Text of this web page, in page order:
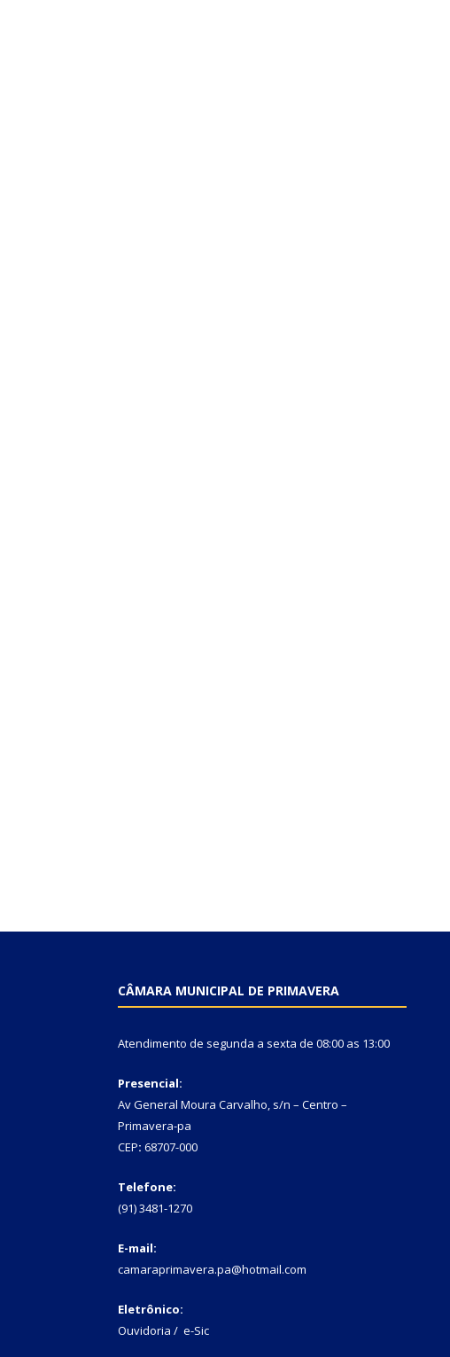
CÂMARA MUNICIPAL DE PRIMAVERA
Atendimento de segunda a sexta de 08:00 as 13:00
Presencial:
Av General Moura Carvalho, s/n – Centro –
Primavera-pa
CEP: 68707-000
Telefone:
(91) 3481-1270
E-mail:
camaraprimavera.pa@hotmail.com
Eletrônico:
Ouvidoria / e-Sic